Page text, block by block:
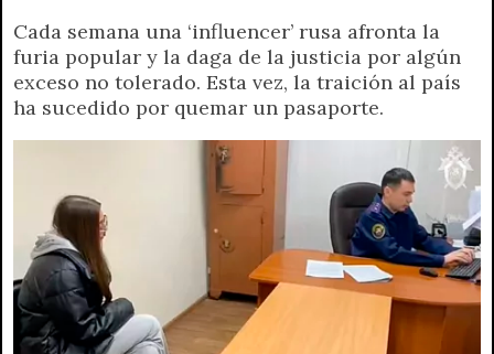
a
t
s
A
p
l
e
g
r
a
i
t
t
e
r
c
e
b
o
o
s
s
e
n
g
p
y
L
i
n
k
a
i
l
i
n
t
F
r
d
Cada semana una ‘influencer’ rusa afronta la
furia popular y la daga de la justicia por algún
exceso no tolerado. Esta vez, la traición al país
ha sucedido por quemar un pasaporte.